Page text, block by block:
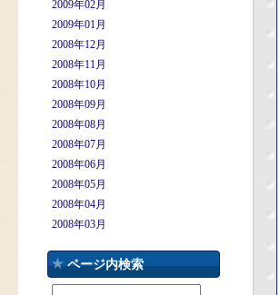
2009年02月
2009年01月
2008年12月
2008年11月
2008年10月
2008年09月
2008年08月
2008年07月
2008年06月
2008年05月
2008年04月
2008年03月
ページ内検索